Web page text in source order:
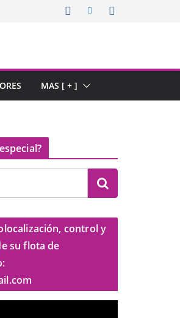
MAS [ + ]
control y
su flota de